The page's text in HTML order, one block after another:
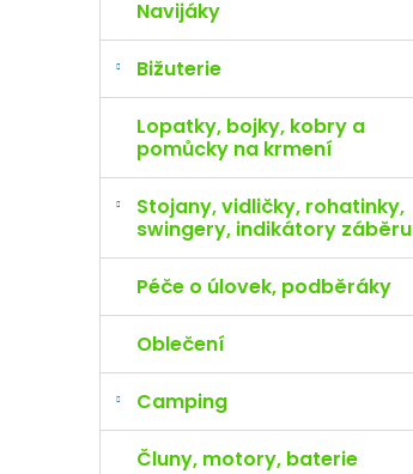
Navijáky
Bižuterie
Lopatky, bojky, kobry a
pomůcky na krmení
Stojany, vidličky, rohatinky,
swingery, indikátory záběru
Péče o úlovek, podběráky
Oblečení
Camping
Čluny, motory, baterie